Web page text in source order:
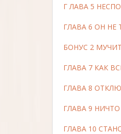
Г ЛАВА 5
ГЛАВА 6 ОН НЕ
БОНУС 2
ГЛАВА 7 КАК
ГЛАВА 8
ГЛАВА 9
ГЛАВА 10